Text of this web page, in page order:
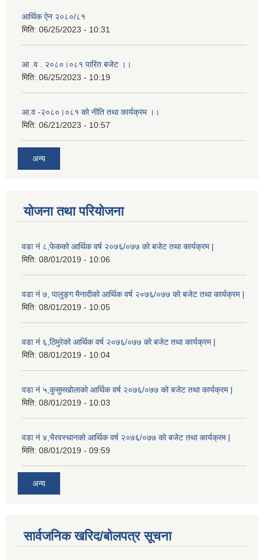
आर्थिक ऐन २०८०/८१
मिति: 06/25/2023 - 10:31
आ .व . २०८०।०८१ पारित बजेट ।।
मिति: 06/25/2023 - 10:19
आ.व -२०८०।०८१ को नीति तथा कार्यक्रम ।।
मिति: 06/21/2023 - 10:57
अन्य
योजना तथा परियोजना
वडा नं ८,फेकको आर्थिक वर्ष २०७६/०७७ को बजेट तथा कार्यक्रम |
मिति: 08/01/2019 - 10:06
वडा नं ७, पालुङ्ग मैनादीको आर्थिक वर्ष २०७६/०७७ को बजेट तथा कार्यक्रम |
मिति: 08/01/2019 - 10:05
वडा नं ६,ठिमुरेको आर्थिक वर्ष २०७६/०७७ को बजेट तथा कार्यक्रम |
मिति: 08/01/2019 - 10:04
वडा नं ५,कुसुमखोलाको आर्थिक वर्ष २०७६/०७७ को बजेट तथा कार्यक्रम |
मिति: 08/01/2019 - 10:03
वडा नं ४,भैरवस्थानको आर्थिक वर्ष २०७६/०७७ को बजेट तथा कार्यक्रम |
मिति: 08/01/2019 - 09:59
अन्य
सार्वजनिक खरिद/बोलपत्र सूचना